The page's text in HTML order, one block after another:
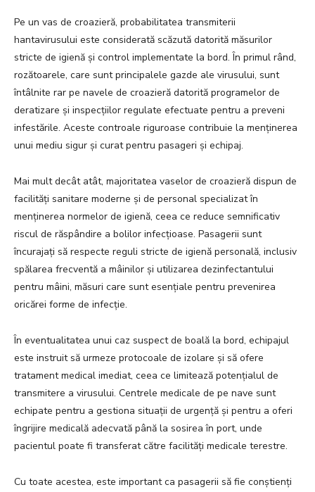
Pe un vas de croazieră, probabilitatea transmiterii
hantavirusului este considerată scăzută datorită măsurilor
stricte de igienă și control implementate la bord. În primul rând,
rozătoarele, care sunt principalele gazde ale virusului, sunt
întâlnite rar pe navele de croazieră datorită programelor de
deratizare și inspecțiilor regulate efectuate pentru a preveni
infestările. Aceste controale riguroase contribuie la menținerea
unui mediu sigur și curat pentru pasageri și echipaj.
Mai mult decât atât, majoritatea vaselor de croazieră dispun de
facilități sanitare moderne și de personal specializat în
menținerea normelor de igienă, ceea ce reduce semnificativ
riscul de răspândire a bolilor infecțioase. Pasagerii sunt
încurajați să respecte reguli stricte de igienă personală, inclusiv
spălarea frecventă a mâinilor și utilizarea dezinfectantului
pentru mâini, măsuri care sunt esențiale pentru prevenirea
oricărei forme de infecție.
În eventualitatea unui caz suspect de boală la bord, echipajul
este instruit să urmeze protocoale de izolare și să ofere
tratament medical imediat, ceea ce limitează potențialul de
transmitere a virusului. Centrele medicale de pe nave sunt
echipate pentru a gestiona situații de urgență și pentru a oferi
îngrijire medicală adecvată până la sosirea în port, unde
pacientul poate fi transferat către facilități medicale terestre.
Cu toate acestea, este important ca pasagerii să fie conștienți